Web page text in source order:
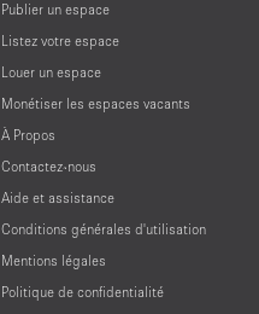
Publier un espace
Listez votre espace
Louer un espace
Monétiser les espaces vacants
À Propos
Contactez-nous
Aide et assistance
Conditions générales d'utilisation
Mentions légales
Politique de confidentialité